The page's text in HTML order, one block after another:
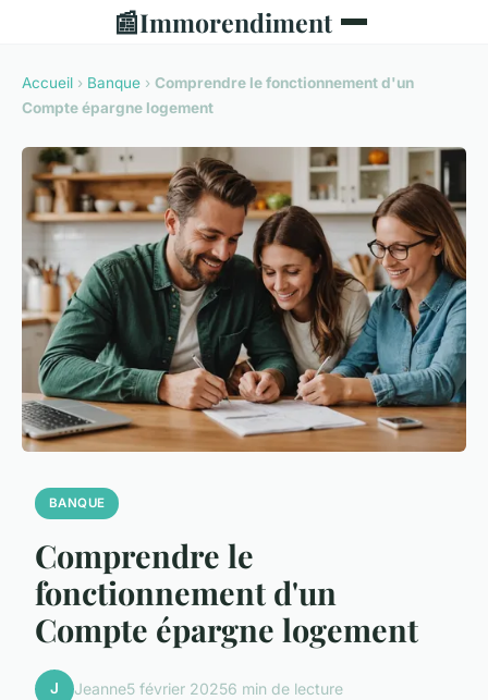
📰Immorendiment
Accueil › Banque › Comprendre le fonctionnement d'un
Compte épargne logement
BANQUE
Comprendre le
fonctionnement d'un
Compte épargne logement
J Jeanne5 février 20256 min de lecture